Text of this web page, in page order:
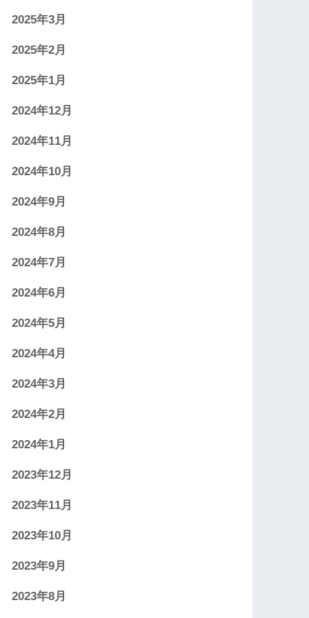
2025年3月
2025年2月
2025年1月
2024年12月
2024年11月
2024年10月
2024年9月
2024年8月
2024年7月
2024年6月
2024年5月
2024年4月
2024年3月
2024年2月
2024年1月
2023年12月
2023年11月
2023年10月
2023年9月
2023年8月